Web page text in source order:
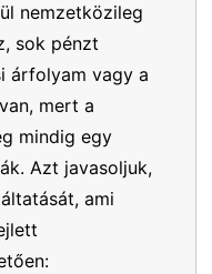
nemzetközileg
sok pénzt
árfolyam vagy a
mert a
mindig egy
Azt javasoljuk,
ami